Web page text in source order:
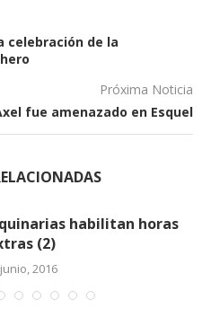
celebración de la
Próxima Noticia
fue amenazado en Esquel
habilitan horas
(2)
2016